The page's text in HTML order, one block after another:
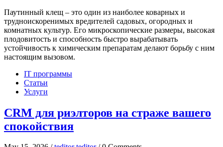
Паутинный клещ – это один из наиболее коварных и
трудноискоренимых вредителей садовых, огородных и
комнатных культур. Его микроскопические размеры, высокая
плодовитость и способность быстро вырабатывать
устойчивость к химическим препаратам делают борьбу с ним
настоящим вызовом.
IT программы
Статьи
Услуги
CRM для риэлторов на страже вашего
спокойствия